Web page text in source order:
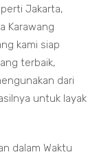
Jakarta,
Karawang
kami siap
terbaik,
dari
untuk layak
dalam Waktu